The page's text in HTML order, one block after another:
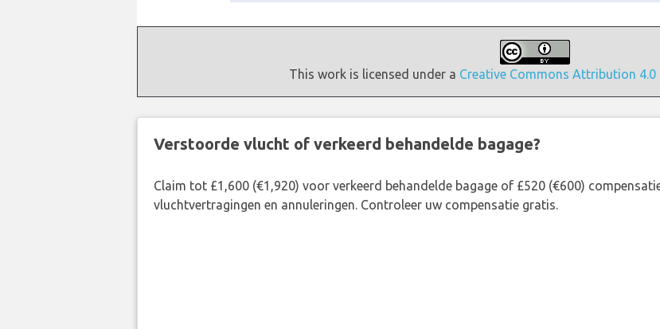
This work is licensed under a Creative Commons Attribution
Verstoorde vlucht of verkeerd behandelde bagage?
Claim tot £1,600 (€1,920) voor verkeerd behandelde bagage of £520 (€600)
vluchtvertragingen en annuleringen. Controleer uw compensatie gratis.